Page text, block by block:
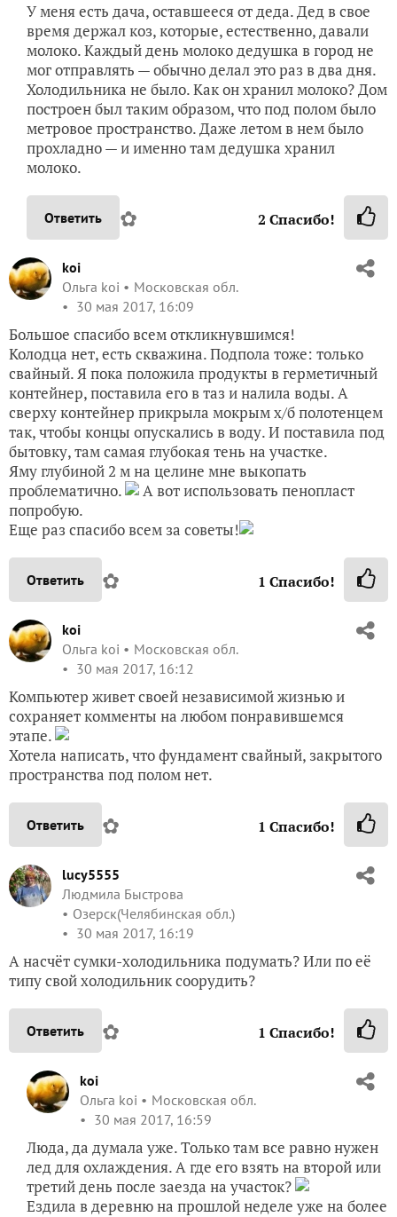
У меня есть дача, оставшееся от деда. Дед в свое
время держал коз, которые, естественно, давали
молоко. Каждый день молоко дедушка в город не
мог отправлять — обычно делал это раз в два дня.
Холодильника не было. Как он хранил молоко? Дом
построен был таким образом, что под полом было
метровое пространство. Даже летом в нем было
прохладно — и именно там дедушка хранил
молоко.
Ответить ✿ 2 Спасибо!
koi
Ольга koi
Московская обл.
30 мая 2017, 16:09
Большое спасибо всем откликнувшимся!
Колодца нет, есть скважина. Подпола тоже: только
свайный. Я пока положила продукты в герметичный
контейнер, поставила его в таз и налила воды. А
сверху контейнер прикрыла мокрым х/б полотенцем
так, чтобы концы опускались в воду. И поставила под
бытовку, там самая глубокая тень на участке.
Яму глубиной 2 м на целине мне выкопать
проблематично.
А вот использовать пенопласт
попробую.
Еще раз спасибо всем за советы!
Ответить ✿ 1 Спасибо!
koi
Ольга koi
Московская обл.
30 мая 2017, 16:12
Компьютер живет своей независимой жизнью и
сохраняет комменты на любом понравившемся
этапе.
Хотела написать, что фундамент свайный, закрытого
пространства под полом нет.
Ответить ✿ 1 Спасибо!
lucy5555
Людмила Быстрова
Озерск(Челябинская обл.)
30 мая 2017, 16:19
А насчёт сумки-холодильника подумать? Или по её
типу свой холодильник соорудить?
Ответить ✿ 1 Спасибо!
koi
Ольга koi
Московская обл.
30 мая 2017, 16:59
Люда, да думала уже. Только там все равно нужен
лед для охлаждения. А где его взять на второй или
третий день после заезда на участок?
Ездила в деревню на прошлой неделе уже на более